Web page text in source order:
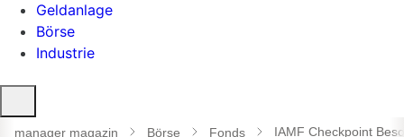
Geldanlage
Börse
Industrie
öffnen
manager magazin Börse Fonds IAMF Checkpoint